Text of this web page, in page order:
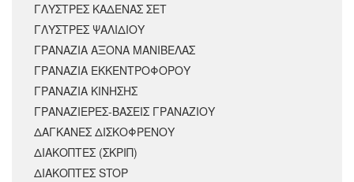
ΓΛΥΣΤΡΕΣ ΚΑΔΕΝΑΣ ΣΕΤ
ΓΛΥΣΤΡΕΣ ΨΑΛΙΔΙΟΥ
ΓΡΑΝΑΖΙΑ ΑΞΟΝΑ ΜΑΝΙΒΕΛΑΣ
ΓΡΑΝΑΖΙΑ ΕΚΚΕΝΤΡΟΦΟΡΟΥ
ΓΡΑΝΑΖΙΑ ΚΙΝΗΣΗΣ
ΓΡΑΝΑΖΙΕΡΕΣ-ΒΑΣΕΙΣ ΓΡΑΝΑΖΙΟΥ
ΔΑΓΚΑΝΕΣ ΔΙΣΚΟΦΡΕΝΟΥ
ΔΙΑΚΟΠΤΕΣ (ΣΚΡΙΠ)
ΔΙΑΚΟΠΤΕΣ STOP